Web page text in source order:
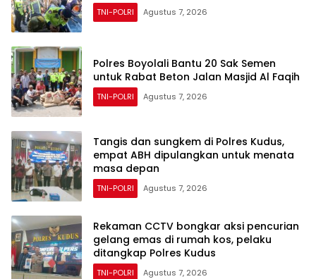
TNI-POLRI Agustus 7, 2026
Polres Boyolali Bantu 20 Sak Semen
untuk Rabat Beton Jalan Masjid Al Faqih
TNI-POLRI Agustus 7, 2026
Tangis dan sungkem di Polres Kudus,
empat ABH dipulangkan untuk menata
masa depan
TNI-POLRI Agustus 7, 2026
Rekaman CCTV bongkar aksi pencurian
gelang emas di rumah kos, pelaku
ditangkap Polres Kudus
TNI-POLRI Agustus 7, 2026